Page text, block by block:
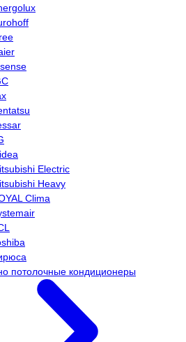
Electric
Heavy
Clima
потолочные кондиционеры